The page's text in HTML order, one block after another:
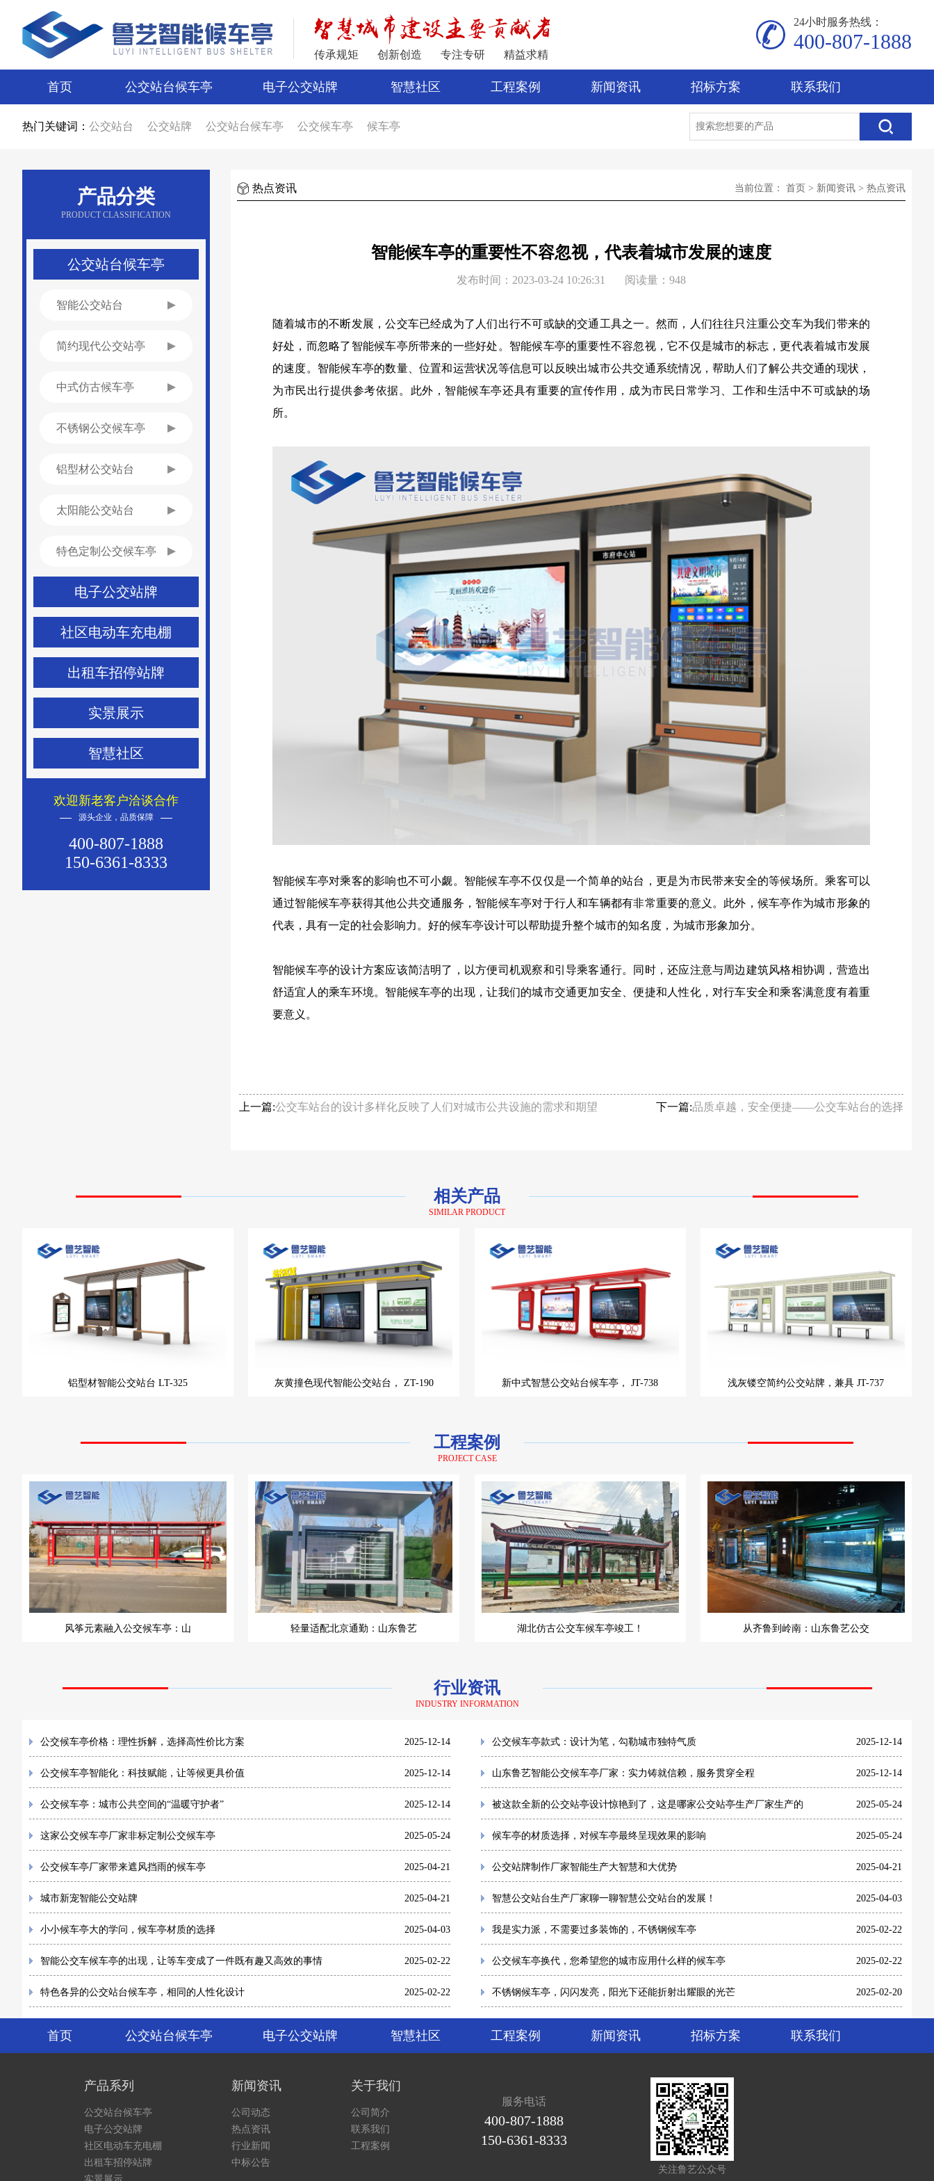
传承规矩 创新创造 专注专研 精益求精
24小时服务热线：
400-807-1888
首页 公交站台候车亭 电子公交站牌 智慧社区 工程案例 新闻资讯 招标方案 联系我们
热门关键词： 公交站台 公交站牌 公交站台候车亭 公交候车亭
候车亭
电子站牌厂家
公交站台厂家
候车亭图片
宿迁候车亭
宿迁电子站牌
电子站牌设计
公交站台设计
新款候车亭
新款电子站牌
公交站台报价
不锈钢候车亭
制作候车亭
乡镇候车亭
公交站亭厂家
产品分类
PRODUCT CLASSIFICATION
公交站台候车亭
智能公交站台
简约现代公交站亭
中式仿古候车亭
不锈钢公交候车亭
铝型材公交站台
太阳能公交站台
特色定制公交候车亭
电子公交站牌
社区电动车充电棚
出租车招停站牌
实景展示
智慧社区
欢迎新老客户洽谈合作
源头企业，品质保障
400-807-1888
150-6361-8333
热点资讯 当前位置： 首页 > 新闻资讯 > 热点资讯
智能候车亭的重要性不容忽视，代表着城市发展的速度
发布时间：2023-03-24 10:26:31 阅读量：948
随着城市的不断发展，公交车已经成为了人们出行不可或缺的交通工具之一。然而，人们往往只注重公交车为我们带来的
好处，而忽略了智能候车亭所带来的一些好处。智能候车亭的重要性不容忽视，它不仅是城市的标志，更代表着城市发展
的速度。智能候车亭的数量、位置和运营状况等信息可以反映出城市公共交通系统情况，帮助人们了解公共交通的现状，
为市民出行提供参考依据。此外，智能候车亭还具有重要的宣传作用，成为市民日常学习、工作和生活中不可或缺的场
所。
智能候车亭对乘客的影响也不可小觑。智能候车亭不仅仅是一个简单的站台，更是为市民带来安全的等候场所。乘客可以
通过智能候车亭获得其他公共交通服务，智能候车亭对于行人和车辆都有非常重要的意义。此外，候车亭作为城市形象的
代表，具有一定的社会影响力。好的候车亭设计可以帮助提升整个城市的知名度，为城市形象加分。
智能候车亭的设计方案应该简洁明了，以方便司机观察和引导乘客通行。同时，还应注意与周边建筑风格相协调，营造出
舒适宜人的乘车环境。智能候车亭的出现，让我们的城市交通更加安全、便捷和人性化，对行车安全和乘客满意度有着重
要意义。
上一篇:公交车站台的设计多样化反映了人们对城市公共设施的需求和期望 下一篇:品质卓越，安全便捷——公交车站台的选择
相关产品
SIMILAR PRODUCT
铝型材智能公交站台 LT-325 灰黄撞色现代智能公交站台， ZT-190 新中式智慧公交站台候车亭， JT-738 浅灰镂空简约公交站牌，兼具 JT-737
工程案例
PROJECT CASE
风筝元素融入公交候车亭：山 轻量适配北京通勤：山东鲁艺 湖北仿古公交车候车亭竣工！ 从齐鲁到岭南：山东鲁艺公交
行业资讯
INDUSTRY INFORMATION
公交候车亭价格：理性拆解，选择高性价比方案 2025-12-14 公交候车亭款式：设计为笔，勾勒城市独特气质 2025-12-14
公交候车亭智能化：科技赋能，让等候更具价值 2025-12-14 山东鲁艺智能公交候车亭厂家：实力铸就信赖，服务贯穿全程 2025-12-14
公交候车亭：城市公共空间的“温暖守护者” 2025-12-14 被这款全新的公交站亭设计惊艳到了，这是哪家公交站亭生产厂家生产的 2025-05-24
这家公交候车亭厂家非标定制公交候车亭 2025-05-24 候车亭的材质选择，对候车亭最终呈现效果的影响 2025-05-24
公交候车亭厂家带来遮风挡雨的候车亭 2025-04-21 公交站牌制作厂家智能生产大智慧和大优势 2025-04-21
城市新宠智能公交站牌 2025-04-21 智慧公交站台生产厂家聊一聊智慧公交站台的发展！ 2025-04-03
小小候车亭大的学问，候车亭材质的选择 2025-04-03 我是实力派，不需要过多装饰的，不锈钢候车亭 2025-02-22
智能公交车候车亭的出现，让等车变成了一件既有趣又高效的事情 2025-02-22 公交候车亭换代，您希望您的城市应用什么样的候车亭 2025-02-22
特色各异的公交站台候车亭，相同的人性化设计 2025-02-22 不锈钢候车亭，闪闪发亮，阳光下还能折射出耀眼的光芒 2025-02-20
首页 公交站台候车亭 电子公交站牌 智慧社区 工程案例 新闻资讯 招标方案 联系我们
产品系列
公交站台候车亭
电子公交站牌
社区电动车充电棚
出租车招停站牌
新闻资讯
公司动态
热点资讯
行业新闻
中标公告
关于我们
公司简介
联系我们
工程案例
服务电话
400-807-1888
150-6361-8333
关注鲁艺公众号